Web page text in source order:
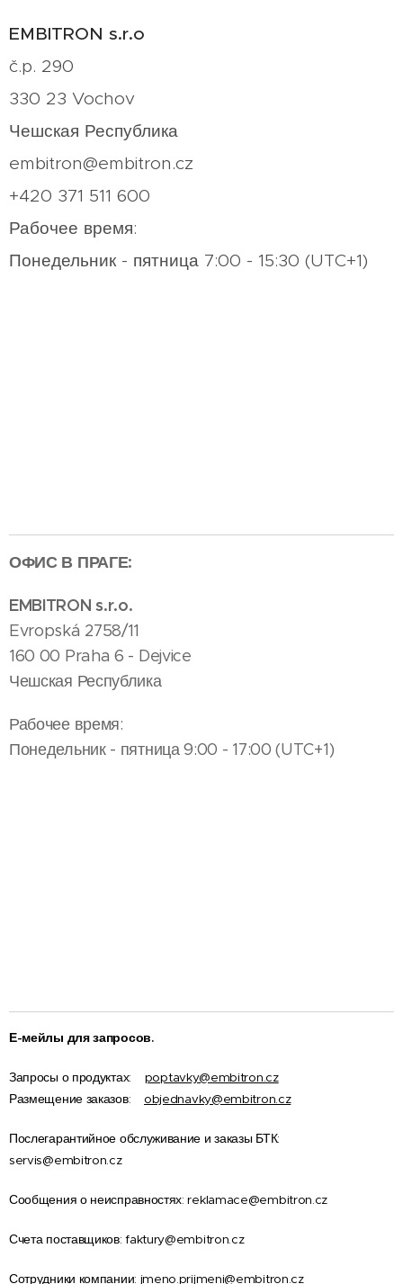
EMBITRON s.r.o
č.p. 290
330 23 Vochov
Чешская Республика
embitron@embitron.cz
+420 371 511 600
Рабочее время:
Понедельник - пятница 7:00 - 15:30 (UTC+1)
ОФИС В ПРАГЕ:
EMBITRON s.r.o.
Evropská 2758/11
160 00 Praha 6 - Dejvice
Чешская Республика
Рабочее время:
Понедельник - пятница 9:00 - 17:00 (UTC+1)
Е-мейлы для запросов.
Запросы о продуктах: poptavky@embitron.cz
Размещение заказов:objednavky@embitron.cz
Послегарантийное обслуживание и заказы БТК:
servis@embitron.cz
Сообщения о неисправностях: reklamace@embitron.cz
Счета поставщиков: faktury@embitron.cz
Сотрудники компании: jmeno.prijmeni@embitron.cz